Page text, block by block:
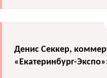
Денис Секкер,
«Екатеринбург-